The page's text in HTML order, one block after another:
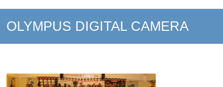
OLYMPUS DIGITAL CAMERA